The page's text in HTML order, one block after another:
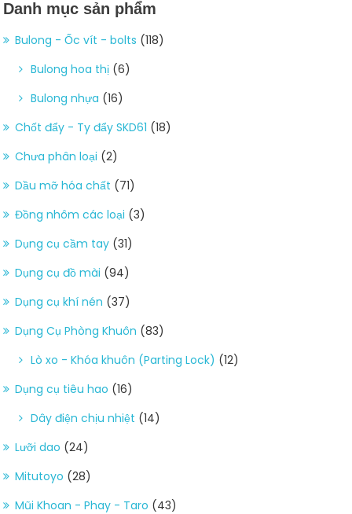
Danh mục sản phẩm
Bulong - Ốc vít - bolts (118)
Bulong hoa thị (6)
Bulong nhựa (16)
Chốt đẩy - Ty đẩy SKD61 (18)
Chưa phân loại (2)
Dầu mỡ hóa chất (71)
Đồng nhôm các loại (3)
Dụng cụ cầm tay (31)
Dụng cụ đồ mài (94)
Dụng cụ khí nén (37)
Dụng Cụ Phòng Khuôn (83)
Lò xo - Khóa khuôn (Parting Lock) (12)
Dụng cụ tiêu hao (16)
Dây điện chịu nhiệt (14)
Lưỡi dao (24)
Mitutoyo (28)
Mũi Khoan - Phay - Taro (43)